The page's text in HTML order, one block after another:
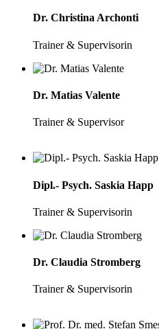
Dr. Christina Archonti
Trainer & Supervisorin
Dr. Matias Valente
Trainer & Supervisor
Dipl.- Psych. Saskia Happ
Trainer & Supervisorin
Dr. Claudia Stromberg
Trainer & Supervisorin